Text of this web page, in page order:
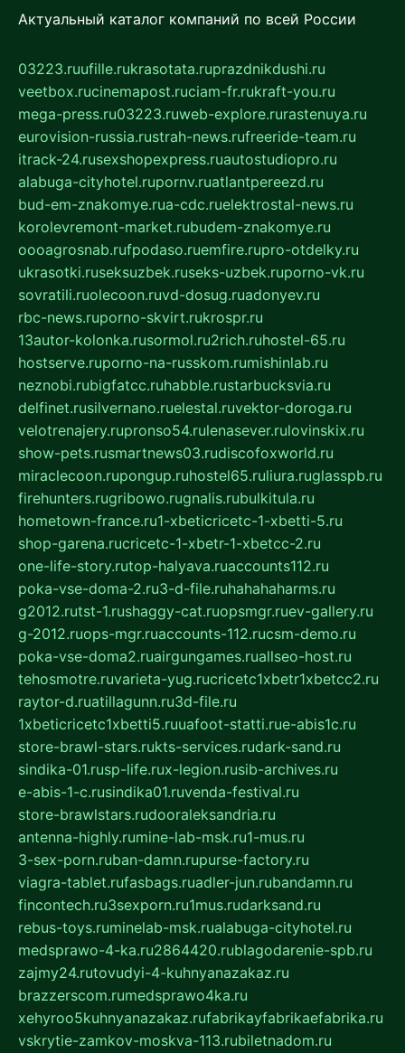
Актуальный каталог компаний по всей России
03223.ruufille.rukrasotata.ruprazdnikdushi.ru
veetbox.rucinemapost.ruciam-fr.rukraft-you.ru
mega-press.ru03223.ruweb-explore.rurastenuya.ru
eurovision-russia.rustrah-news.rufreeride-team.ru
itrack-24.rusexshopexpress.ruautostudiopro.ru
alabuga-cityhotel.rupornv.ruatlantpereezd.ru
bud-em-znakomye.rua-cdc.ruelektrostal-news.ru
korolevremont-market.rubudem-znakomye.ru
oooagrosnab.rufpodaso.ruemfire.rupro-otdelky.ru
ukrasotki.ruseksuzbek.ruseks-uzbek.ruporno-vk.ru
sovratili.ruolecoon.ruvd-dosug.ruadonyev.ru
rbc-news.ruporno-skvirt.rukrospr.ru
13autor-kolonka.rusormol.ru2rich.ruhostel-65.ru
hostserve.ruporno-na-russkom.rumishinlab.ru
neznobi.rubigfatcc.ruhabble.rustarbucksvia.ru
delfinet.rusilvernano.ruelestal.ruvektor-doroga.ru
velotrenajery.rupronso54.rulenasever.rulovinskix.ru
show-pets.rusmartnews03.rudiscofoxworld.ru
miraclecoon.rupongup.ruhostel65.ruliura.ruglasspb.ru
firehunters.rugribowo.rugnalis.rubulkitula.ru
hometown-france.ru1-xbeticricetc-1-xbetti-5.ru
shop-garena.rucricetc-1-xbetr-1-xbetcc-2.ru
one-life-story.rutop-halyava.ruaccounts112.ru
poka-vse-doma-2.ru3-d-file.ruhahahaharms.ru
g2012.rutst-1.rushaggy-cat.ruopsmgr.ruev-gallery.ru
g-2012.ruops-mgr.ruaccounts-112.rucsm-demo.ru
poka-vse-doma2.ruairgungames.ruallseo-host.ru
tehosmotre.ruvarieta-yug.rucricetc1xbetr1xbetcc2.ru
raytor-d.ruatillagunn.ru3d-file.ru
1xbeticricetc1xbetti5.ruuafoot-statti.rue-abis1c.ru
store-brawl-stars.rukts-services.rudark-sand.ru
sindika-01.rusp-life.rux-legion.rusib-archives.ru
e-abis-1-c.rusindika01.ruvenda-festival.ru
store-brawlstars.rudooraleksandria.ru
antenna-highly.rumine-lab-msk.ru1-mus.ru
3-sex-porn.ruban-damn.rupurse-factory.ru
viagra-tablet.rufasbags.ruadler-jun.rubandamn.ru
fincontech.ru3sexporn.ru1mus.rudarksand.ru
rebus-toys.ruminelab-msk.rualabuga-cityhotel.ru
medsprawo-4-ka.ru2864420.rublagodarenie-spb.ru
zajmy24.rutovudyi-4-kuhnyanazakaz.ru
brazzerscom.rumedsprawo4ka.ru
xehyroo5kuhnyanazakaz.rufabrikayfabrikaefabrika.ru
vskrytie-zamkov-moskva-113.rubiletnadom.ru